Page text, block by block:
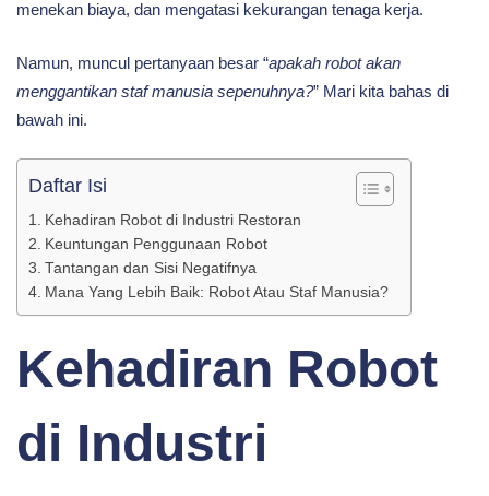
Robot
menekan biaya, dan mengatasi kekurangan tenaga kerja.
Namun, muncul pertanyaan besar “apakah robot akan
menggantikan staf manusia sepenuhnya?” Mari kita bahas di
bawah ini.
Daftar Isi
Kehadiran Robot di Industri Restoran
Keuntungan Penggunaan Robot
Tantangan dan Sisi Negatifnya
Mana Yang Lebih Baik: Robot Atau Staf Manusia?
Kehadiran Robot
di Industri